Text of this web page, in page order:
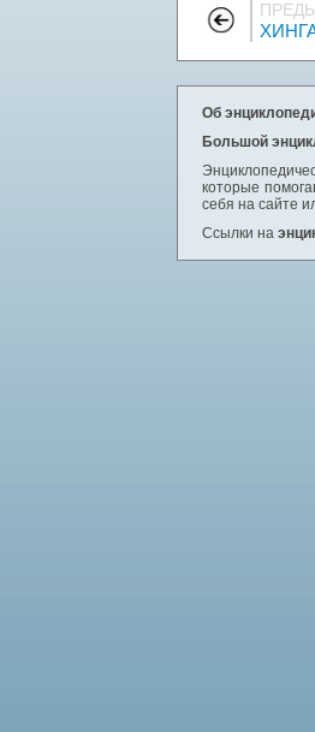
Об
Большой
которые
себя на сайте
Ссылки на